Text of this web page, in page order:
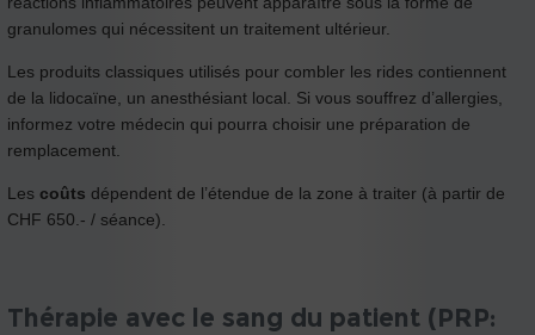
granulomes qui nécessitent un traitement ultérieur.
Les produits classiques utilisés pour combler les rides contiennent
de la lidocaïne, un anesthésiant local. Si vous souffrez d’allergies,
informez votre médecin qui pourra choisir une préparation de
remplacement.
Les coûts dépendent de l’étendue de la zone à traiter (à partir de
CHF 650.- / séance).
Thérapie avec le sang du patient (PRP: